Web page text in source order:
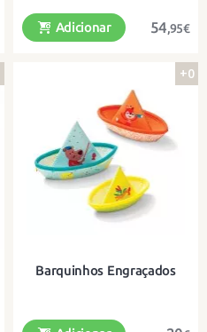
54,95€
Adicionar
Brincar à quinta com pequenos
animais de peluche
Barquinhos Engraçados
+0